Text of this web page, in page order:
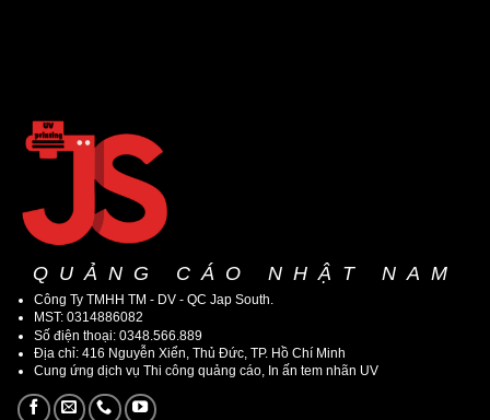
QUẢNG CÁO NHẬT NAM
Công Ty TMHH TM - DV - QC Jap South.
MST: 0314886082
Số điện thoại: 0348.566.889
Địa chỉ: 416 Nguyễn Xiển, Thủ Đức, TP. Hồ Chí Minh
Cung ứng dịch vụ Thi công quảng cáo, In ấn tem nhãn UV